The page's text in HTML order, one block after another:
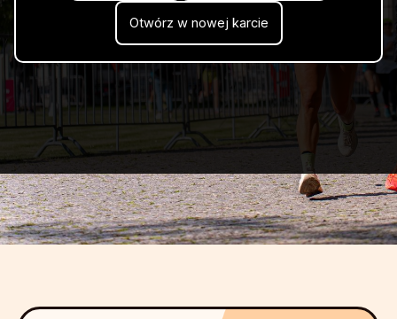
Otwórz w nowej karcie